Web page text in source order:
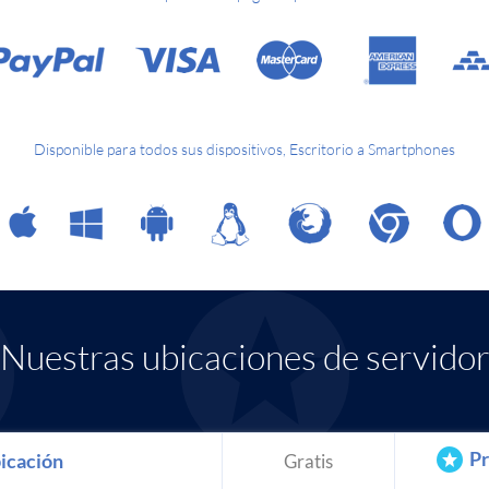
Disponible para todos sus dispositivos, Escritorio a Smartphones
Nuestras ubicaciones de servidor
Gratis